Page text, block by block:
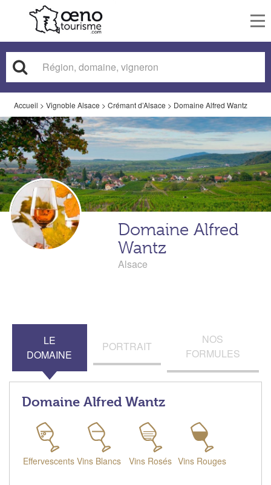
Accueil > Vignoble Alsace > Crémant d’Alsace > Domaine Alfred Wantz
Domaine Alfred
Wantz
Alsace
LE
DOMAINE
PORTRAIT
NOS
FORMULES
Domaine Alfred Wantz
Effervescents Vins Blancs Vins Rosés Vins Rouges